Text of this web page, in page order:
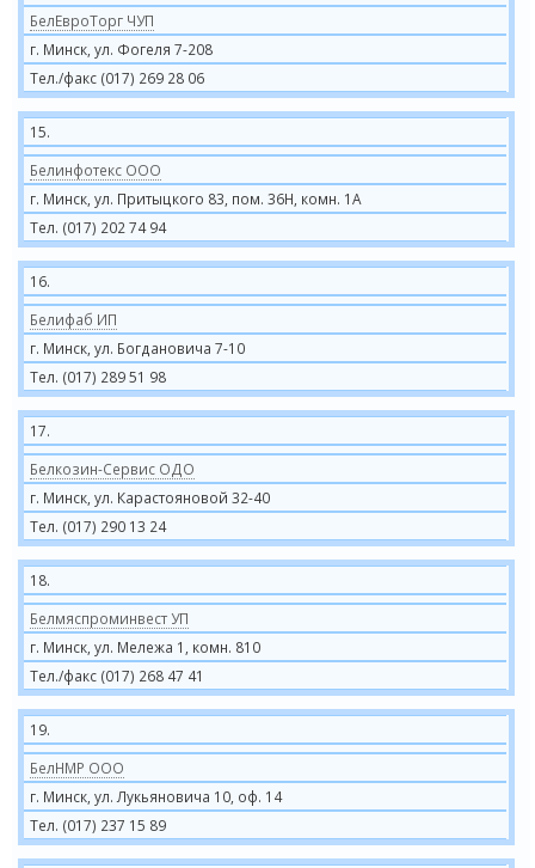
БелЕвроТорг ЧУП
г. Минск, ул. Фогеля 7-208
Тел./факс (017) 269 28 06
15.
Белинфотекс ООО
г. Минск, ул. Притыцкого 83, пом. 36Н, комн. 1А
Тел. (017) 202 74 94
16.
Белифаб ИП
г. Минск, ул. Богдановича 7-10
Тел. (017) 289 51 98
17.
Белкозин-Сервис ОДО
г. Минск, ул. Карастояновой 32-40
Тел. (017) 290 13 24
18.
Белмяспроминвест УП
г. Минск, ул. Мележа 1, комн. 810
Тел./факс (017) 268 47 41
19.
БелНМР ООО
г. Минск, ул. Лукьяновича 10, оф. 14
Тел. (017) 237 15 89